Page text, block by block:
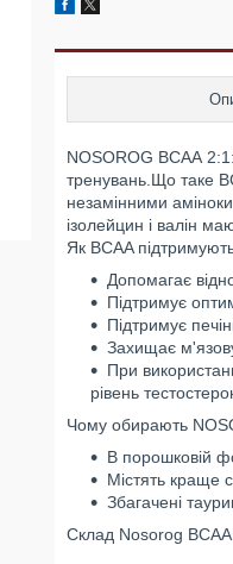
NOSOROG ВСАА
тренувань.Що таке
незамінними
ізолейцин і валін
Як BCAA
Допомагає
Підтримує
Підтримує
Захищає
При
рівень
Чому обирають
В порошковій
Містять краще
Збагачені
Склад Nosorog BCAA